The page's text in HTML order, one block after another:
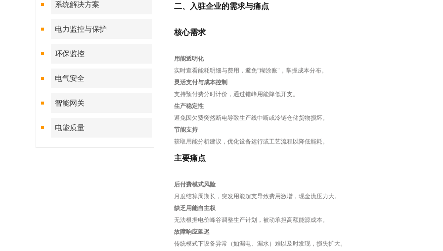
系统解决方案
电力监控与保护
环保监控
电气安全
智能网关
电能质量
二、入驻企业的需求与痛点
核心需求
用能透明化
实时查看能耗明细与费用，避免“糊涂账"，掌握成本分布。
灵活支付与成本控制
支持预付费分时计价，通过错峰用能降低开支。
生产稳定性
避免因欠费突然断电导致生产线中断或冷链仓储货物损坏。
节能支持
获取用能分析建议，优化设备运行或工艺流程以降低能耗。
主要痛点
后付费模式风险
月度结算周期长，突发用能超支导致费用激增，现金流压力大。
缺乏用能自主权
无法根据电价峰谷调整生产计划，被动承担高额能源成本。
故障响应延迟
传统模式下设备异常（如漏电、漏水）难以及时发现，损失扩大。